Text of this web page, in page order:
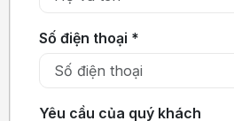
Số điện thoại *
Yêu cầu của quý khách